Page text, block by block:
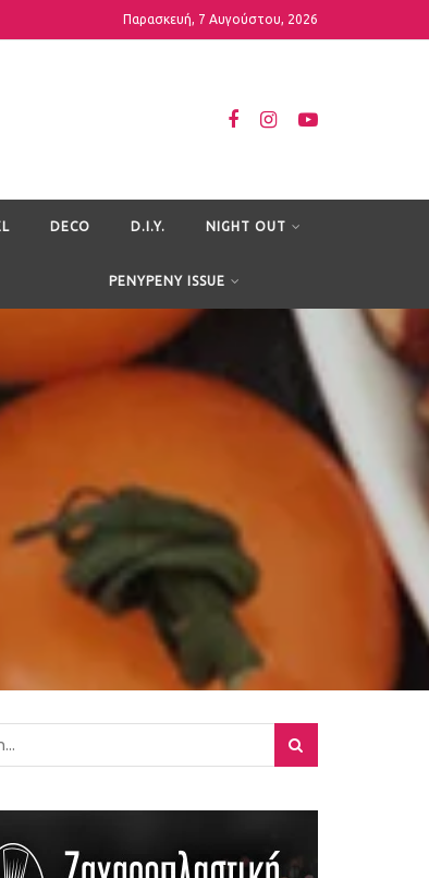
Παρασκευή, 7 Αυγούστου, 2026
DECO D.I.Y. NIGHT OUT
PENYPENY ISSUE